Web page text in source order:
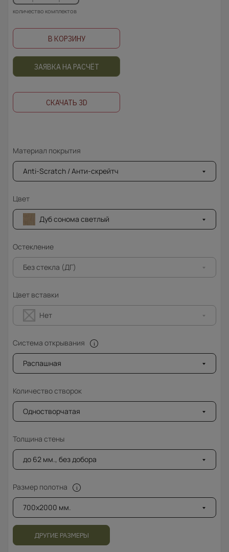
количество комплектов
В КОРЗИНУ
ЗАЯВКА НА РАСЧЁТ
СКАЧАТЬ 3D
Материал покрытия
Апti-Sсrаtсh / Анти-скрейтч
Цвет
Дуб сонома светлый
Остекление
Без стекла (ДГ)
Цвет вставки
Нет
Система открывания
Распашная
Количество створок
Одностворчатая
Толщина стены
до 62 мм., без добора
Размер полотна
700x2000 мм.
ДРУГИЕ РАЗМЕРЫ